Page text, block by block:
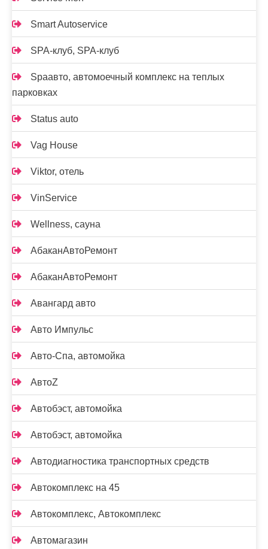
Smart Autoservice
SPA-клуб, SPA-клуб
Spaавто, автомоечный комплекс на теплых
парковках
Status auto
Vag House
Viktor, отель
VinService
Wellness, сауна
АбаканАвтоРемонт
АбаканАвтоРемонт
Авангард авто
Авто Импульс
Авто-Спа, автомойка
АвтоZ
Автобэст, автомойка
Автобэст, автомойка
Автодиагностика транспортных средств
Автокомплекс на 45
Автокомплекс, Автокомплекс
Автомагазин